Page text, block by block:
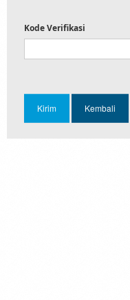
Kode Verifikasi